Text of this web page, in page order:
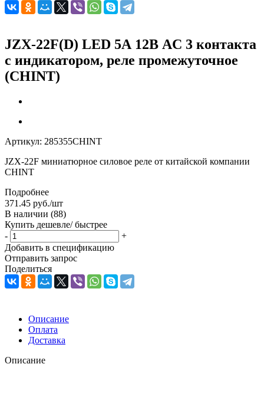
JZX-22F(D) LED 5А 12В AC 3 контакта
с индикатором, реле промежуточное
(CHINT)
Артикул: 285355CHINT
JZX-22F миниатюрное силовое реле от китайской компании
CHINT
Подробнее
371.45 руб./шт
В наличии (88)
Купить дешевле/ быстрее
-
+
Добавить в спецификацию
Отправить запрос
Поделиться
Описание
Оплата
Доставка
Описание